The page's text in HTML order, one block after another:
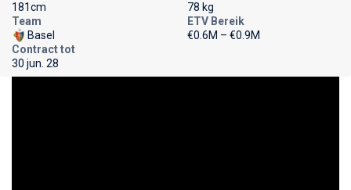
181cm
78 kg
Team
Basel
ETV Bereik
€0.6M – €0.9M
Contract tot
30 jun. 28